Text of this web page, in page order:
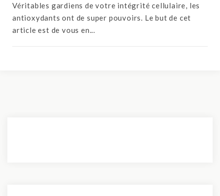
Véritables gardiens de votre intégrité cellulaire, les
antioxydants ont de super pouvoirs. Le but de cet
article est de vous en...